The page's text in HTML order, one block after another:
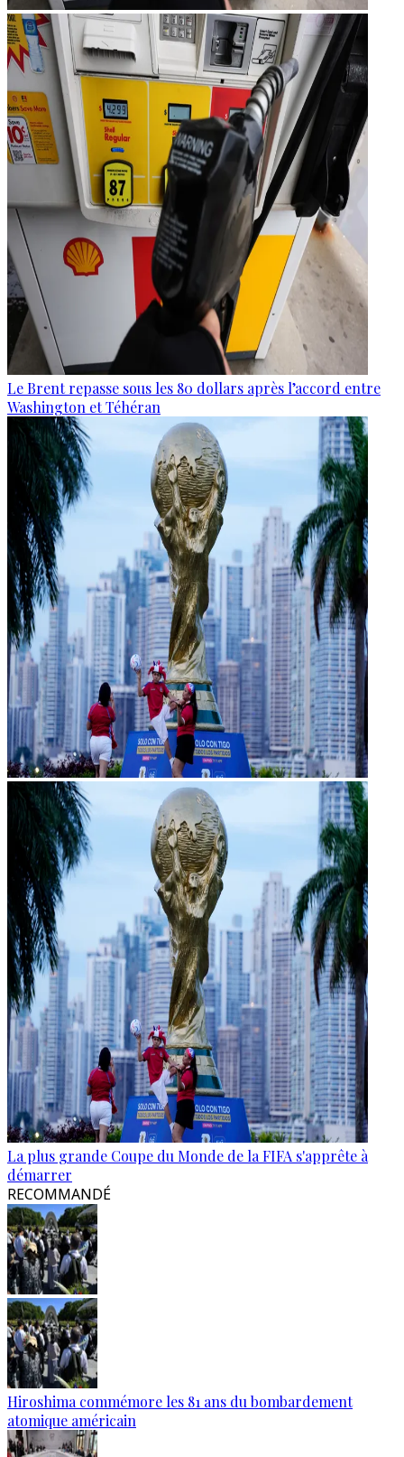
Le Brent repasse sous les 80 dollars après l’accord entre
Washington et Téhéran
La plus grande Coupe du Monde de la FIFA s'apprête à
démarrer
RECOMMANDÉ
Hiroshima commémore les 81 ans du bombardement
atomique américain